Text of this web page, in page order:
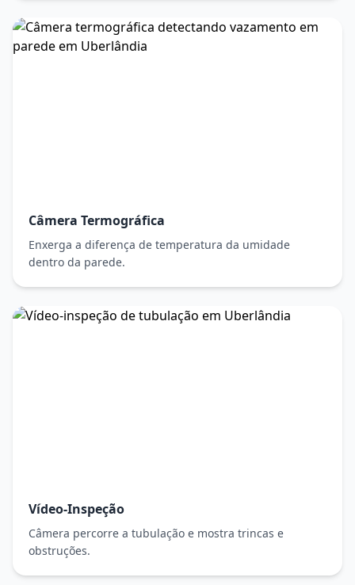
Câmera Termográfica
Enxerga a diferença de temperatura da umidade
dentro da parede.
Vídeo-Inspeção
Câmera percorre a tubulação e mostra trincas e
obstruções.